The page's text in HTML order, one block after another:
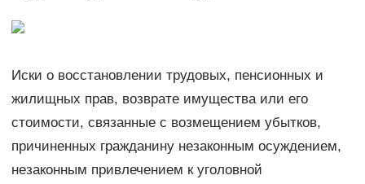
Иски о восстановлении трудовых, пенсионных и
жилищных прав, возврате имущества или его
стоимости, связанные с возмещением убытков,
причиненных гражданину незаконным осуждением,
незаконным привлечением к уголовной